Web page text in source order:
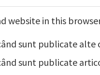
website in this
sunt publicate alte
sunt publicate